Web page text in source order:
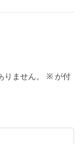
ません。 ※が付